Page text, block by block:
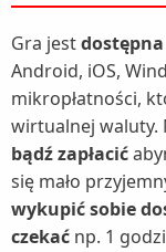
Gra jest
Android, iOS,
mikropłatności,
wirtualnej waluty.
bądź zapłacić
się mało
wykupić sobie
czekać np. 1